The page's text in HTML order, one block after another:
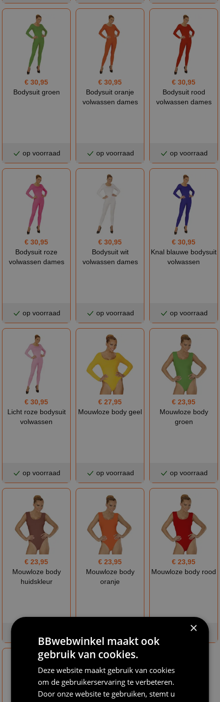
€ 30,95
Bodysuit groen
op voorraad
€ 30,95
Bodysuit oranje
volwassen dames
op voorraad
€ 30,95
Bodysuit rood
volwassen dames
op voorraad
€ 30,95
Bodysuit roze
volwassen dames
op voorraad
€ 30,95
Bodysuit wit
volwassen dames
op voorraad
€ 30,95
Knal blauwe bodysuit
volwassen
op voorraad
€ 30,95
Licht roze bodysuit
volwassen
op voorraad
€ 27,95
Mouwloze body geel
op voorraad
€ 23,95
Mouwloze body
groen
op voorraad
€ 23,95
Mouwloze body
huidskleur
€ 23,95
Mouwloze body
oranje
€ 23,95
Mouwloze body rood
op voorraad
×
BBwebwinkel maakt ook
gebruik van cookies.
Deze website maakt gebruik van cookies
om de gebruikerservaring te verbeteren.
Door onze website te gebruiken, stemt u